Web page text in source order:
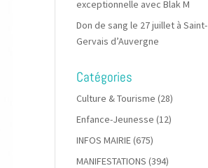
exceptionnelle avec Blak M
Don de sang le 27 juillet à Saint-
Gervais d’Auvergne
Catégories
Culture & Tourisme (28)
Enfance-Jeunesse (12)
INFOS MAIRIE(675)
MANIFESTATIONS (394)